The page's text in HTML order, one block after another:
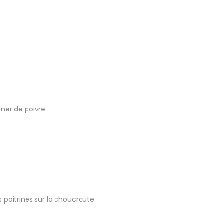
de poivre.
sur la choucroute.